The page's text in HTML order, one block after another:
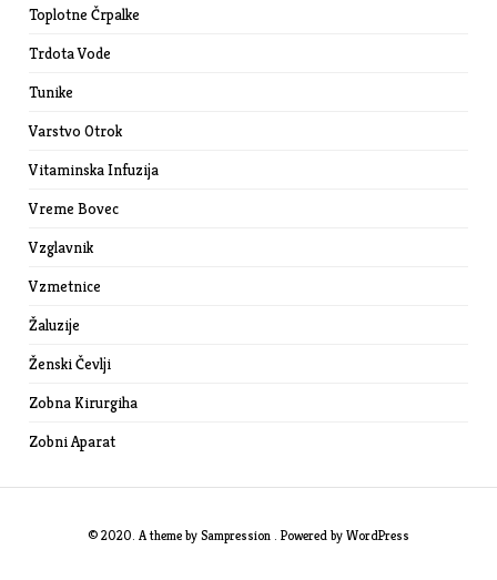
Toplotne Črpalke
Trdota Vode
Tunike
Varstvo Otrok
Vitaminska Infuzija
Vreme Bovec
Vzglavnik
Vzmetnice
Žaluzije
Ženski Čevlji
Zobna Kirurgiha
Zobni Aparat
© 2020. A theme by Sampression. Powered by WordPress